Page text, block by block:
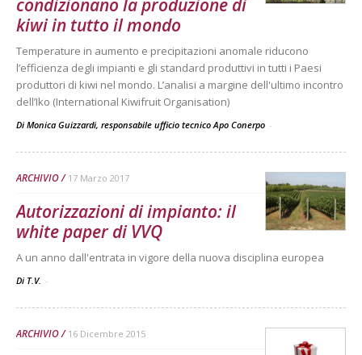
condizionano la produzione di
kiwi in tutto il mondo
Temperature in aumento e precipitazioni anomale riducono
l’efficienza degli impianti e gli standard produttivi in tutti i Paesi
produttori di kiwi nel mondo. L’analisi a margine dell'ultimo incontro
dell’Iko (International Kiwifruit Organisation)
Di Monica Guizzardi, responsabile ufficio tecnico Apo Conerpo -
ARCHIVIO 17 Marzo 2017
Autorizzazioni di impianto: il
white paper di VVQ
A un anno dall'entrata in vigore della nuova disciplina europea
Di T.V. -
ARCHIVIO 16 Dicembre 2015